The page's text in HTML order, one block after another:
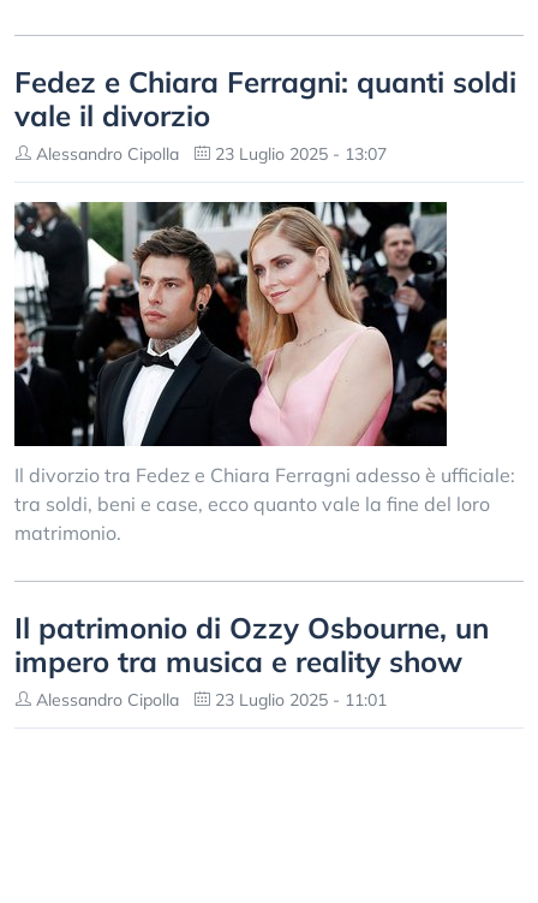
Fedez e Chiara Ferragni: quanti soldi
vale il divorzio
Alessandro Cipolla 23 Luglio 2025 - 13:07
Il divorzio tra Fedez e Chiara Ferragni adesso è ufficiale:
tra soldi, beni e case, ecco quanto vale la fine del loro
matrimonio.
Il patrimonio di Ozzy Osbourne, un
impero tra musica e reality show
Alessandro Cipolla 23 Luglio 2025 - 11:01